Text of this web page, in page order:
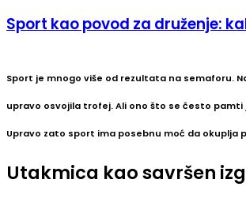
Sport kao povod za druženje:
Sport je mnogo više od rezultata na semaforu.
upravo osvojila trofej. Ali ono što se često
Upravo zato sport ima posebnu moć da okuplja
Utakmica kao savršen